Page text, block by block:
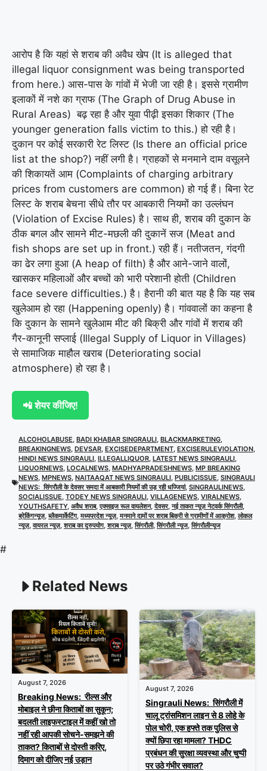
आरोप है कि यहां से शराब की अवैध खेप (It is alleged that
illegal liquor consignment was being transported
from here.) आस-पास के गांवों में भेजी जा रही है। इससे ग्रामीण
इलाकों में नशे का ग्राफ (The Graph of Drug Abuse in
Rural Areas) बढ़ रहा है और युवा पीढ़ी इसका शिकार (The
younger generation falls victim to this.) हो रही है।
दुकान पर कोई सरकारी रेट लिस्ट (Is there an official price
list at the shop?) नहीं लगी है। ग्राहकों से मनमाने दाम वसूलने
की शिकायतें आम (Complaints of charging arbitrary
prices from customers are common) हो गई हैं। बिना रेट
लिस्ट के शराब बेचना सीधे तौर पर आबकारी नियमों का उल्लंघन
(Violation of Excise Rules) है। साथ ही, शराब की दुकान के
ठीक बगल और सामने मीट-मछली की दुकानें सज (Meat and
fish shops are set up in front.) रही हैं। नतीजतन, गंदगी
का ढेर लगा हुआ (A heap of filth) है और आने-जाने वालों,
खासकर महिलाओं और बच्चों को भारी परेशानी होती (Children
face severe difficulties.) है। हैरानी की बात यह है कि यह सब
खुलेआम हो रहा (Happening openly) है। गांववालों का कहना है
कि दुकान के सामने खुलेआम मीट की बिक्री और गांवों में शराब की
गैर-कानूनी सप्लाई (Illegal Supply of Liquor in Villages)
से सामाजिक माहौल खराब (Deteriorating social
atmosphere) हो रहा है।
📲 शेयर कीजिए!
ALCOHOLABUSE, BADI KHABAR SINGRAULI, BLACKMARKETING,
BREAKINGNEWS, DEVSAR, EXCISEDEPARTMENT, EXCISERULEVIOLATION,
HINDI NEWS SINGRAULI, ILLEGALLIQUOR, LATEST NEWS SINGRAULI,
LIQUORNEWS, LOCALNEWS, MADHYAPRADESHNEWS, MP BREAKING
NEWS, MPNEWS, NAITAAQAT NEWS SINGRAULI, PUBLICISSUE, SINGRAULI
NEWS: सिंगरौली के देवसर समदा में आबकारी नियमों की उड़ रही धज्जियां, SINGRAULINEWS,
SOCIALISSUE, TODEY NEWS SINGRAULI, VILLAGENEWS, VIRALNEWS,
YOUTHSAFETY, अवैध शराब,एक्साइज रूल वायलेशन,देवसर,नई ताकत न्यूज़ नेटवर्क सिंगरौली,
ब्रेकिंगन्यूज़,ब्लैकमार्केटिंग,मध्यप्रदेश न्यूज़,मनमाने दामों पर शराब बिक्री से ग्रामीणों में आक्रोश,लोकल
न्यूज़,वायरल न्यूज़,शराब का दुरुपयोग,शराब न्यूज़,सिंगरौली,सिंगरौली न्यूज,सिंगरौलीन्यूज
#
Related News
August 7, 2026
Breaking News: रील्स और
मोबाइल ने छीना किताबों का सुकून;
बदलती लाइफस्टाइल में कहीं खो तो
नहीं रही आपकी सोचने-समझने की
ताकत? किताबों से दोस्ती करिए,
दिमाग को दीजिए नई उड़ान
August 7, 2026
Singrauli News: सिंगरौली में
चालू ट्रांसमिशन लाइन से 8 लोहे के
पोल चोरी, एक हफ्ते तक पुलिस से
क्यों छिपा रहा मामला? THDC
प्रबंधन की सुरक्षा व्यवस्था और चुप्पी
पर उठे गंभीर सवाल?